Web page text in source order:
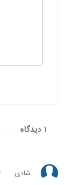
۱ دیدگاه
شادی